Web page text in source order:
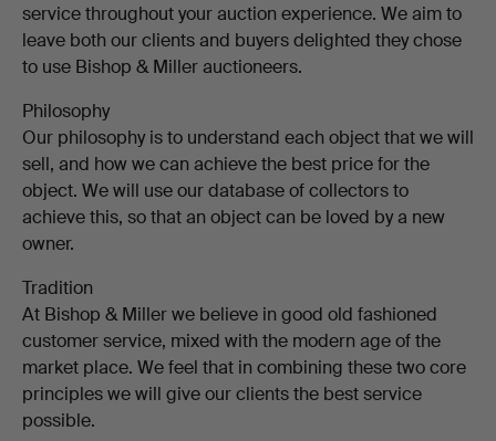
service throughout your auction experience. We aim to
leave both our clients and buyers delighted they chose
to use Bishop & Miller auctioneers.
Philosophy
Our philosophy is to understand each object that we will
sell, and how we can achieve the best price for the
object. We will use our database of collectors to
achieve this, so that an object can be loved by a new
owner.
Tradition
At Bishop & Miller we believe in good old fashioned
customer service, mixed with the modern age of the
market place. We feel that in combining these two core
principles we will give our clients the best service
possible.